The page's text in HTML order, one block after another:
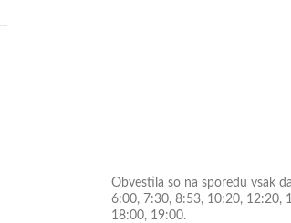
Obvestila so na sporedu vsak
6:00, 7:30, 8:53, 10:20, 12:20,
18:00, 19:00.